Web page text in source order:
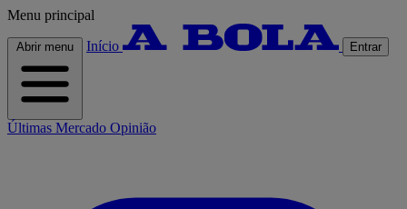
Menu principal
Abrir menu Início Entrar
Últimas Mercado Opinião